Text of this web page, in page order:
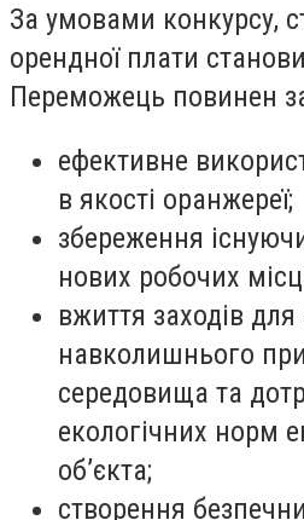
За умовами конкурсу,
орендної плати
Переможець повинен
ефективне
в якості оранжереї;
збереження
нових робочих
вжиття заходів для
навколишнього
середовища та
екологічних норм
об’єкта;
створення